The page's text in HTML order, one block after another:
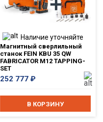
Наличие уточняйте
Магнитный сверлильный
станок FEIN KBU 35 QW
FABRICATOR M12 TAPPING-
SET
252 777₽
В КОРЗИНУ